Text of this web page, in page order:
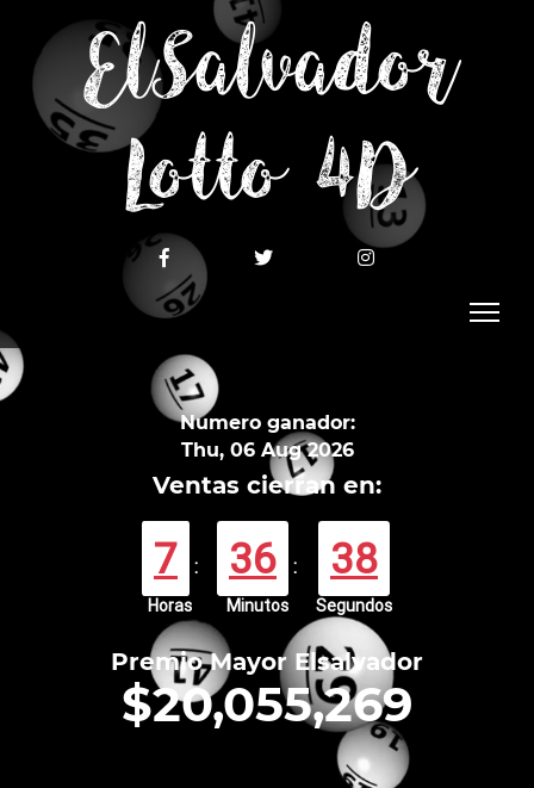
ElSalvador
Lotto 4D
Numero ganador:
Thu, 06 Aug 2026
Ventas cierran en:
7 :
Horas
36 :
Minutos
38
Segundos
Premio Mayor Elsalvador
$20,055,269